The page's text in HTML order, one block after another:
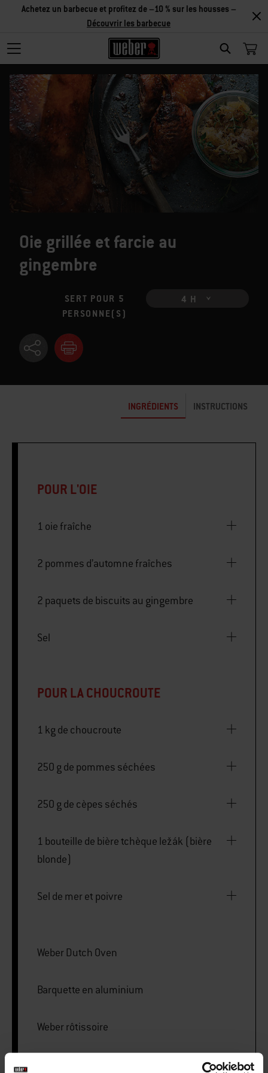
SEARCH
Achetez un barbecue et profitez de –10 % sur les housses –
Découvrir les barbecue
Oie grillée et farcie au
gingembre
SERT POUR 5
PERSONNE(S)
4 H
INGRÉDIENTS INSTRUCTIONS
POUR L'OIE
1 oie fraîche
2 pommes d’automne fraîches
2 paquets de biscuits au gingembre
Sel
POUR LA CHOUCROUTE
1 kg de choucroute
250 g de pommes séchées
250 g de cèpes séchés
1 bouteille de bière tchèque ležák (bière
blonde)
Sel de mer et poivre
Weber Dutch Oven
Barquette en aluminium
Weber rôtissoire